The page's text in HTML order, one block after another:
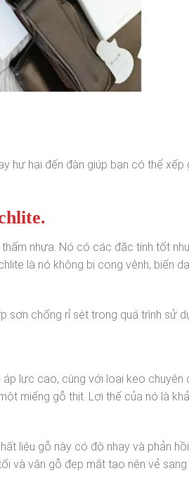
hư hại đến đàn giúp bạn có thể xếp
nhựa. Nó có các đặc tính tốt
là nó không bị cong vênh, biến
sơn chống rỉ sét trong quá trình sử
lực cao, cùng với loại keo
miếng gỗ thịt. Lợi thế của nó là
liệu gỗ này có độ nhạy và phản
và vân gỗ đẹp mắt tạo nên vẻ